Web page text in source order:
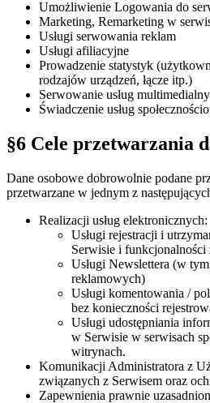
Umożliwienie Logowania do
Marketing, Remarketing w
Usługi serwowania reklam
Usługi afiliacyjne
Prowadzenie statystyk
rodzajów urządzeń, łącze itp.)
Serwowanie usług
Świadczenie usług
§6 Cele przetwarzania
Dane osobowe dobrowolnie podane
przetwarzane w jednym z
Realizacji usług elektronicznych:
Usługi rejestracji i
Serwisie i
Usługi Newslettera (w
reklamowych)
Usługi komentowania /
bez konieczności
Usługi udostępniania
w Serwisie w serwisach
witrynach.
Komunikacji Administratora z
związanych z Serwisem oraz
Zapewnienia prawnie